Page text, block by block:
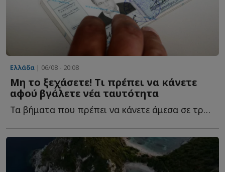
Ελλάδα | 06/08 - 20:08
Μη το ξεχάσετε! Τι πρέπει να κάνετε
αφού βγάλετε νέα ταυτότητα
Τα βήματα που πρέπει να κάνετε άμεσα σε τράπεζες αφού β...